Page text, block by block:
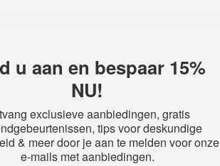
u aan en bespaar 15%
NU!
exclusieve aanbiedingen, gratis
tips voor deskundige
& meer door je aan te melden voor onze
e-mails met aanbiedingen.